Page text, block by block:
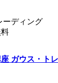
ーディング
ガウス・ト